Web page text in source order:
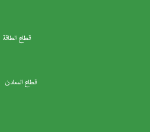
قطاع الطاقة
قطاع المعادن